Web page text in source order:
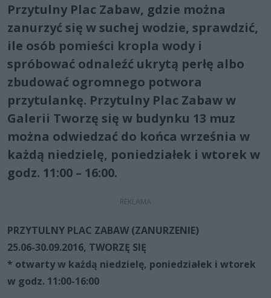
Przytulny Plac Zabaw, gdzie można
zanurzyć się w suchej wodzie, sprawdzić,
ile osób pomieści kropla wody i
spróbować odnaleźć ukrytą perłę albo
zbudować ogromnego potwora
przytulankę. Przytulny Plac Zabaw w
Galerii Tworzę się w budynku 13 muz
można odwiedzać do końca września w
każdą niedzielę, poniedziałek i wtorek w
godz. 11:00 – 16:00.
PRZYTULNY PLAC ZABAW (ZANURZENIE)
25.06-30.09.2016, TWORZĘ SIĘ
* otwarty w każdą niedzielę, poniedziałek i wtorek
w godz. 11:00-16:00